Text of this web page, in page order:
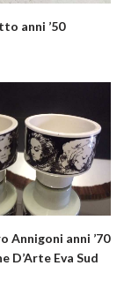
anni ’50
Annigoni anni ’70
D’Arte Eva Sud